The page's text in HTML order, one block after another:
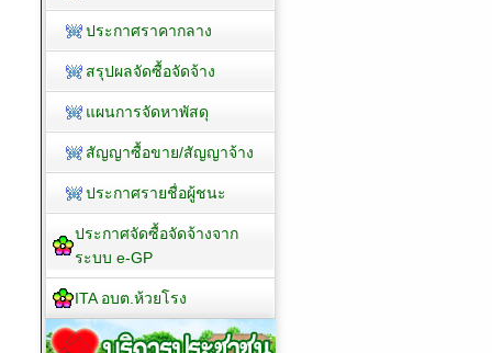
ประกาศราคากลาง
สรุปผลจัดซื้อจัดจ้าง
แผนการจัดหาพัสดุ
สัญญาซื้อขาย/สัญญาจ้าง
ประกาศรายชื่อผู้ชนะ
ประกาศจัดซื้อจัดจ้างจาก
ระบบ e-GP
ITA อบต.ห้วยโรง